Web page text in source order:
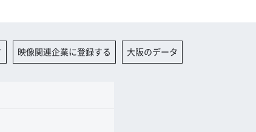
映像関連企業に登録する 大阪のデータ